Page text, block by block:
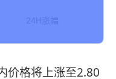
24H涨幅